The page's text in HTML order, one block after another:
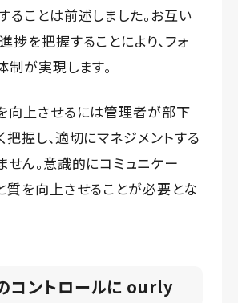
ることは前述しました。お互い
捗を把握することにより、フォ
制が実現します。
向上させるには管理者が部下
握し、適切にマネジメントする
せん。意識的にコミュニケー
質を向上させることが必要とな
コントロールに ourly